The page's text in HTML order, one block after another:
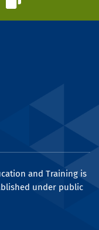
Copy link
and Training is
under public